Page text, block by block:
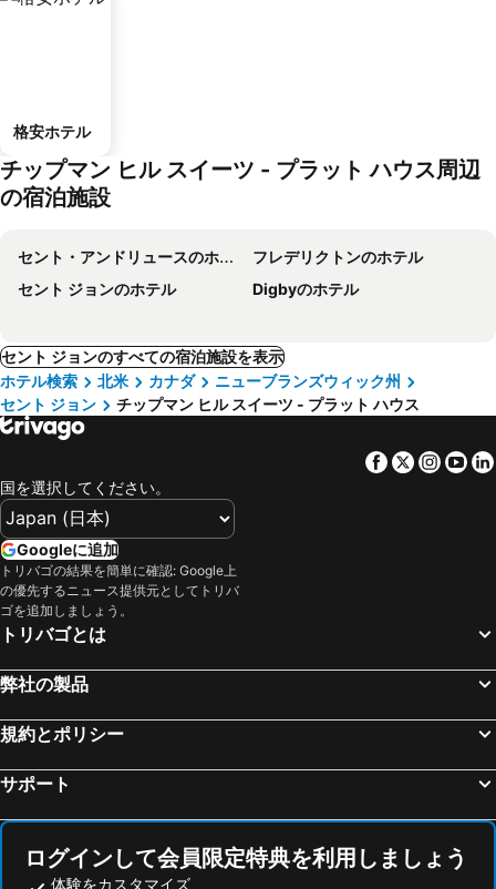
格安ホテル
チップマン ヒル スイーツ - プラット ハウス周辺
の宿泊施設
セント・アンドリュースのホテル
フレデリクトンのホテル
セント ジョンのホテル
Digbyのホテル
セント ジョンのすべての宿泊施設を表示
ホテル検索
北米 カナダ
ニューブランズウィック州
セント ジョン
チップマン ヒル スイーツ - プラット ハウス
Facebook
Twitter
国を選択してください。
Googleに追加
トリバゴの結果を簡単に確認: Google上
の優先するニュース提供元としてトリバ
ゴを追加しましょう。
トリバゴとは
弊社の製品
規約とポリシー
サポート
ログインして会員限定特典を利用しましょう
体験をカスタマイズ